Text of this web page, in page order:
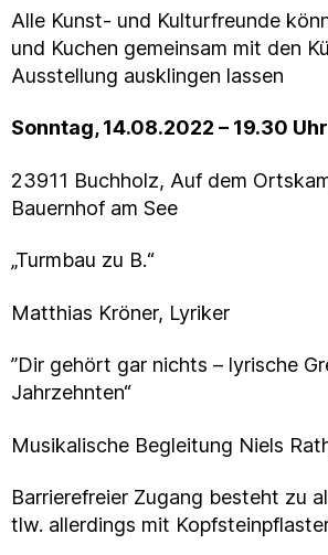
Alle Kunst- und Kulturfreunde
und Kuchen gemeinsam mit den
Ausstellung ausklingen lassen
Sonntag, 14.08.2022 – 19.30 Uhr
23911 Buchholz, Auf dem
Bauernhof am See
„Turmbau zu B.“
Matthias Kröner, Lyriker
”Dir gehört gar nichts – lyrische
Jahrzehnten“
Musikalische Begleitung Niels
Barrierefreier Zugang besteht zu
tlw. allerdings mit